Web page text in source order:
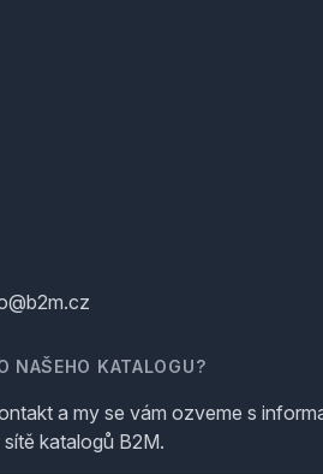
NAŠEHO KATALOGU?
a my se vám ozveme s
katalogů B2M.